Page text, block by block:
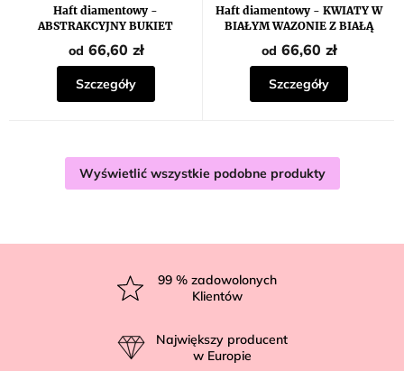
Haft diamentowy -
ABSTRAKCYJNY BUKIET
WIOSENNYCH KWIATÓW
od 66,60 zł
Szczegóły
Haft diamentowy - KWIATY W
BIAŁYM WAZONIE Z BIAŁĄ
FILIŻANKĄ
od 66,60 zł
Szczegóły
Wyświetlić wszystkie podobne produkty
99 % zadowolonych
Klientów
Największy producent
w Europie